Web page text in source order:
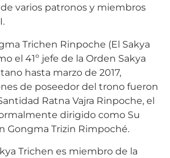
varios patronos y miembros
Trichen Rinpoche (El Sakya
el 41º jefe de la Orden Sakya
hasta marzo de 2017,
de poseedor del trono fueron
Ratna Vajra Rinpoche, el
dirigido como Su
Gongma Trizin Rimpoché.
Trichen es miembro de la